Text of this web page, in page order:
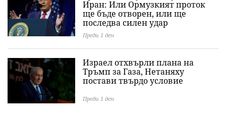
Иран: Или Ормузкият проток
ще бъде отворен, или ще
последва силен удар
Преди 1 ден
Израел отхвърли плана на
Тръмп за Газа, Нетаняху
постави твърдо условие
Преди 1 ден